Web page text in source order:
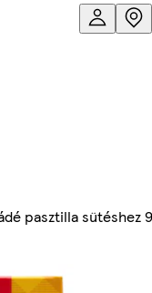
pasztilla sütéshez